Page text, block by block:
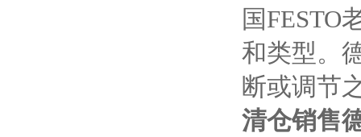
国FESTO
和类型。
断或调节
清仓销售